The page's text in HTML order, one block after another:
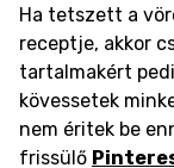
Ha tetszett a
receptje, akkor
tartalmakért
kövessetek
nem éritek be
frissülő